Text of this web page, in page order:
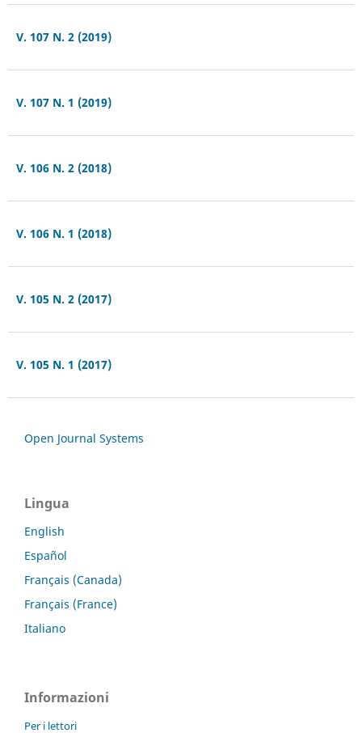
V. 107 N. 2 (2019)
V. 107 N. 1 (2019)
V. 106 N. 2 (2018)
V. 106 N. 1 (2018)
V. 105 N. 2 (2017)
V. 105 N. 1 (2017)
Open Journal Systems
Lingua
English
Español
Français (Canada)
Français (France)
Italiano
Informazioni
Per i lettori